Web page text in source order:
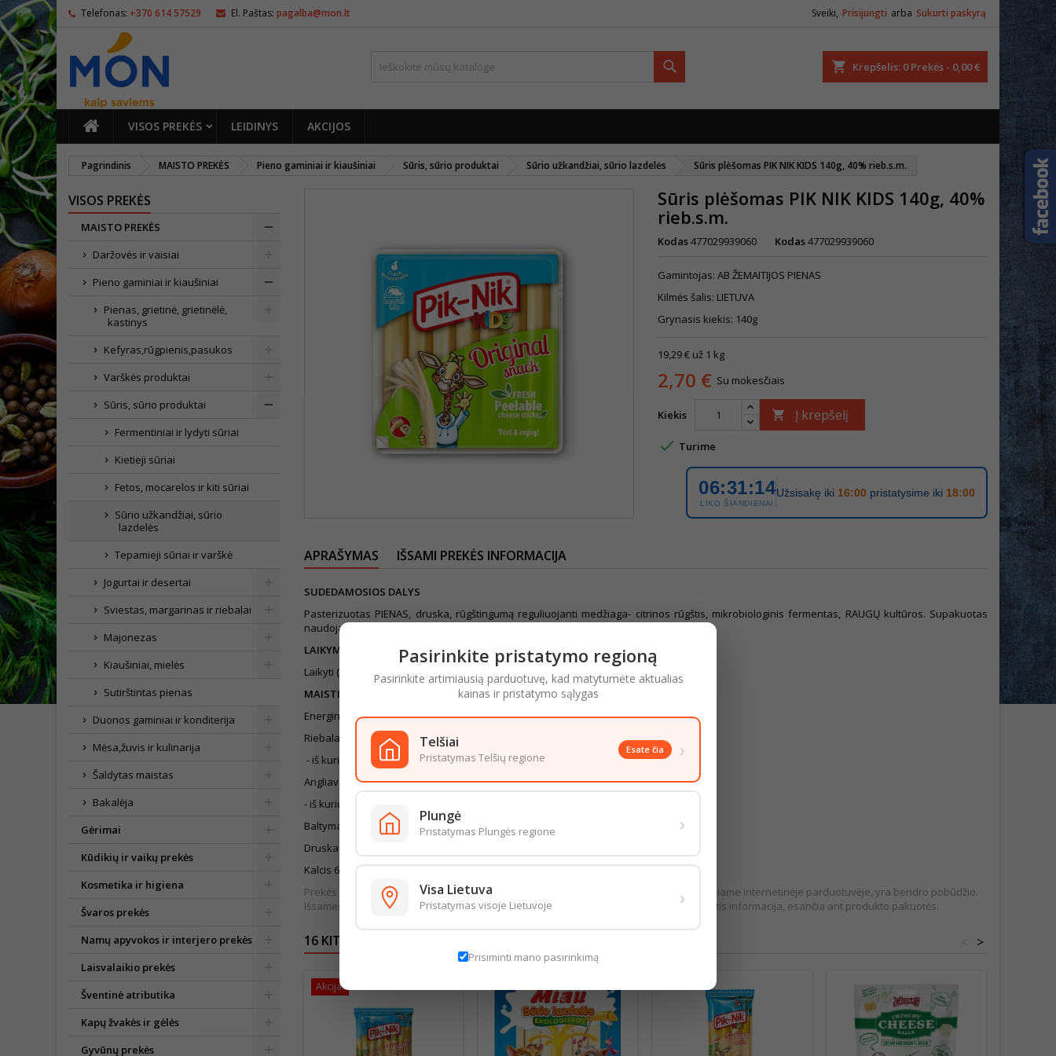
Telefonas: +370 614 57529 El. Paštas: pagalba@mon.lt Sveiki, Prisijungti arba Sukurti paskyrą
Krepšelis 0 Prekės - 0,00 €
PAGRINDINIS
VISOS PREKĖS LEIDINYS AKCIJOS
Pagrindinis MAISTO PREKĖS Pieno gaminiai ir kiaušiniai Sūris, sūrio produktai Sūrio užkandžiai, sūrio lazdelės Sūris plėšomas PIK NIK KIDS 140g, 40% rieb.s.m.
VISOS PREKĖS
MAISTO PREKĖS
Daržovės ir vaisiai
Pieno gaminiai ir kiaušiniai
Pienas, grietinė, grietinėlė,
kastinys
Kefyras,rūgpienis,pasukos
Varškės produktai
Sūris, sūrio produktai
Fermentiniai ir lydyti sūriai
Kietieji sūriai
Fetos, mocarelos ir kiti sūriai
Sūrio užkandžiai, sūrio
lazdelės
Tepamieji sūriai ir varškė
Jogurtai ir desertai
Sviestas, margarinas ir riebalai
Majonezas
Kiaušiniai, mielės
Sutirštintas pienas
Duonos gaminiai ir konditerija
Mėsa,žuvis ir kulinarija
Šaldytas maistas
Bakalėja
Gėrimai
Kūdikių ir vaikų prekės
Kosmetika ir higiena
Švaros prekės
Namų apyvokos ir interjero prekės
Laisvalaikio prekės
Šventinė atributika
Kapų žvakės ir gėlės
Gyvūnų prekės
Sūris plėšomas PIK NIK KIDS 140g, 40%
rieb.s.m.
Kodas477029939060 Kodas477029939060
Gamintojas: AB ŽEMAITIJOS PIENAS
Kilmės šalis: LIETUVA
Grynasis kiekis: 140g
19,29 € už 1 kg
2,70 € Su mokesčiais
Kiekis  Į krepšelį
 Turime
06:31:14
LIKO ŠIANDIENAI
Užsisakę iki 16:00 pristatysime iki 18:00
APRAŠYMAS IŠSAMI PREKĖS INFORMACIJA
SUDEDAMOSIOS DALYS
Pasterizuotas PIENAS, druska, rūgštingumą reguliuojanti medžiaga- citrinos rūgštis, mikrobiologinis fermentas, RAUGŲ kultūros. Supakuotas
naudojant apsaugines dujas.
LAIKYMO SĄLYGOS
Laikyti (0..- +6)°C temperatūroje.
MAISTINĖ VERTĖ (100G)
Energinė vertė 1229kJ/295kcal
Riebalai 22.8g
- iš kurių sočiųjų riebalų rūgščių 14.4g
Angliavandeniai 0.35g
- iš kurių cukrų 0.5g
Baltymai 26.7g
Druska 1.3g
Kalcis 660mg.
Prekės išvaizda gali šiek tiek skirtis nuo pateiktos nuotraukoje. Informacija, kurią pateikiame internetinėje parduotuvėje, yra bendro pobūdžio.
Išsamesnė informacija pateikiama ant produkto pakuotės. Rekomenduojame vadovautis informacija, esančia ant produkto pakuotės.
16 KITOS PREKĖS TOJE PAČIOJE KATEGORIJOJE: >
Akcija!
Pasirinkite pristatymo regioną
Pasirinkite artimiausią parduotuvę, kad matytumėte aktualias
kainas ir pristatymo sąlygas
Telšiai
Pristatymas Telšių regione
Esate čia ›
Plungė
Pristatymas Plungės regione ›
Visa Lietuva
Pristatymas visoje Lietuvoje ›
Prisiminti mano pasirinkimą